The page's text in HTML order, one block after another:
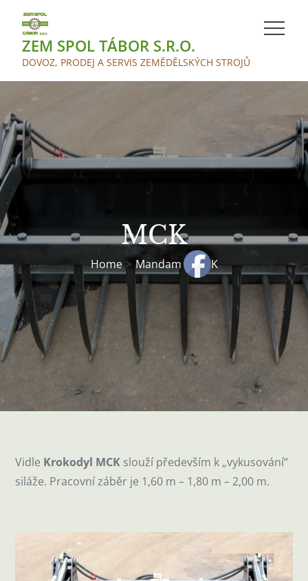
contentZEM SPOL TÁBOR S.R.O.
DOVOZ, PRODEJ A SERVIS ZEMĚDĚLSKÝCH STROJŮ
MCK
Home Mandam MCK
Vidle Krokodyl MCK slouží především k „vykusování“
siláže. Pracovní záběr je 1,60 m – 1,80 m – 2,00 m.